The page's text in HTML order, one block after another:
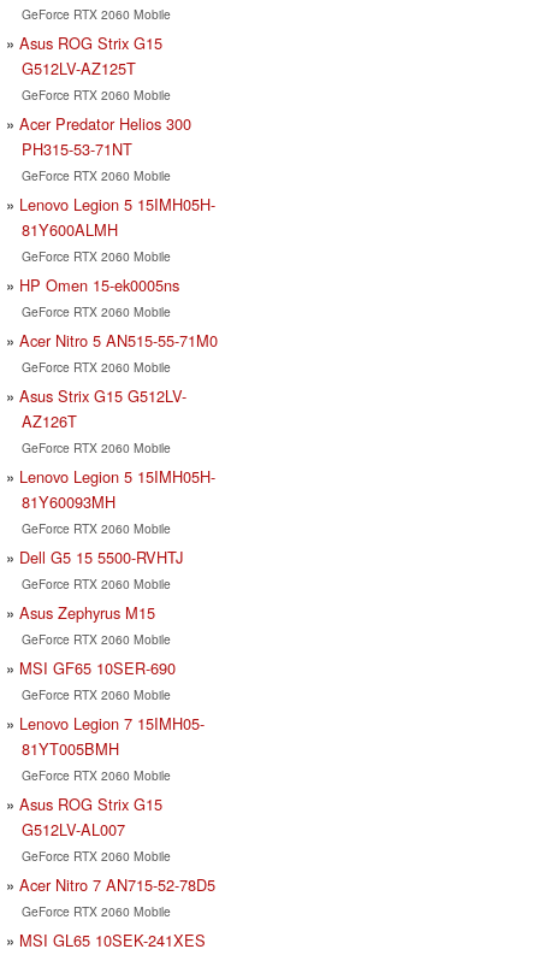
GeForce RTX 2060 Mobile
Asus ROG Strix G15
G512LV-AZ125T
GeForce RTX 2060 Mobile
Acer Predator Helios 300
PH315-53-71NT
GeForce RTX 2060 Mobile
Lenovo Legion 5 15IMH05H-
81Y600ALMH
GeForce RTX 2060 Mobile
HP Omen 15-ek0005ns
GeForce RTX 2060 Mobile
Acer Nitro 5 AN515-55-71M0
GeForce RTX 2060 Mobile
Asus Strix G15 G512LV-
AZ126T
GeForce RTX 2060 Mobile
Lenovo Legion 5 15IMH05H-
81Y60093MH
GeForce RTX 2060 Mobile
Dell G5 15 5500-RVHTJ
GeForce RTX 2060 Mobile
Asus Zephyrus M15
GeForce RTX 2060 Mobile
MSI GF65 10SER-690
GeForce RTX 2060 Mobile
Lenovo Legion 7 15IMH05-
81YT005BMH
GeForce RTX 2060 Mobile
Asus ROG Strix G15
G512LV-AL007
GeForce RTX 2060 Mobile
Acer Nitro 7 AN715-52-78D5
GeForce RTX 2060 Mobile
MSI GL65 10SEK-241XES